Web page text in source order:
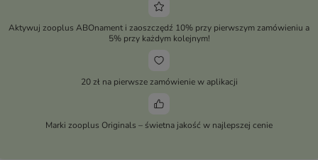
Aktywuj zooplus ABOnament i zaoszczędź 10% przy pierwszym zamówieniu a
5% przy każdym kolejnym!
20 zł na pierwsze zamówienie w aplikacji
Marki zooplus Originals – świetna jakość w najlepszej cenie